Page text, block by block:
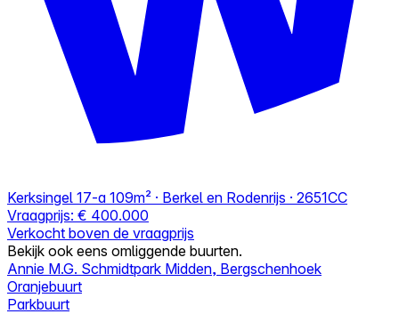
Kerksingel 17-a 109m² · Berkel en Rodenrijs · 2651CC
Vraagprijs: € 400.000
Verkocht boven de vraagprijs
Bekijk ook eens omliggende buurten.
Annie M.G. Schmidtpark Midden, Bergschenhoek
Oranjebuurt
Parkbuurt